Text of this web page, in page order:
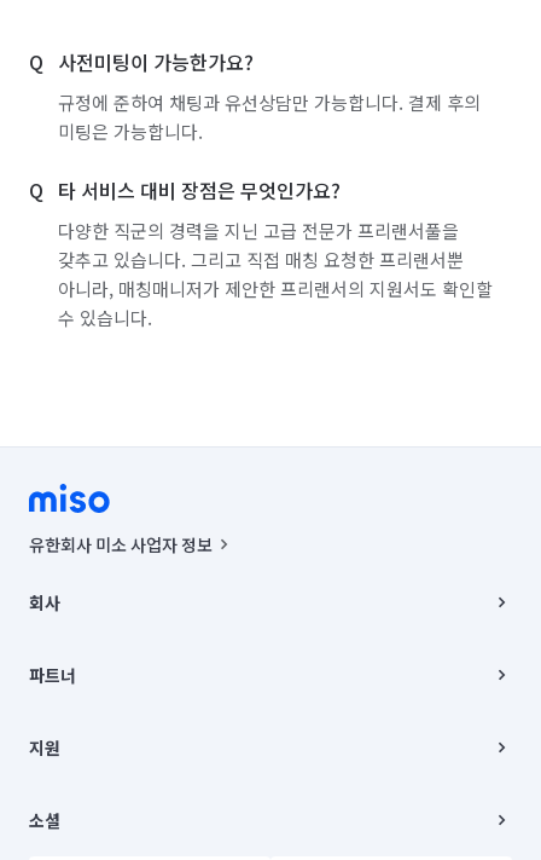
사전미팅이 가능한가요?
규정에 준하여 채팅과 유선상담만 가능합니다. 결제 후의
미팅은 가능합니다.
타 서비스 대비 장점은 무엇인가요?
다양한 직군의 경력을 지닌 고급 전문가 프리랜서풀을
갖추고 있습니다. 그리고 직접 매칭 요청한 프리랜서뿐
아니라, 매칭매니저가 제안한 프리랜서의 지원서도 확인할
수 있습니다.
유한회사 미소 사업자 정보
00019 |
주소 | 본사: 서울특별시 종로구 율곡로 6(중학동, 트윈트리빌딩) B동 5층
컨택센터 : 서울특별시 종로구 수송동 율곡로 24, 7층, 8층 미소
상품, 상품정보, 거래에 관한 의무와 책임은 거래당사자에게 있습니다.
언론 보도 관련 문의:
© 유한회사 미소. Miso, Inc. All Rights Reserved.
회사
채용
파트너
이사
지원
이용약관
소셜